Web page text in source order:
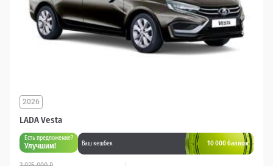
LADA Vesta
2026
Есть предложение?
Улучшим! Ваш кешбек 10 000 баллов